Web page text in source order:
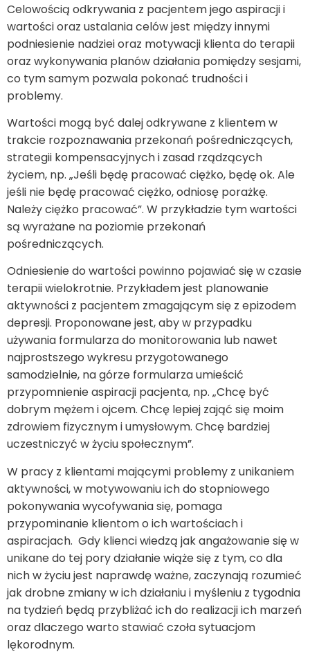
Celowością odkrywania z pacjentem jego aspiracji i
wartości oraz ustalania celów jest między innymi
podniesienie nadziei oraz motywacji klienta do terapii
oraz wykonywania planów działania pomiędzy sesjami,
co tym samym pozwala pokonać trudności i
problemy.
Wartości mogą być dalej odkrywane z klientem w
trakcie rozpoznawania przekonań pośredniczących,
strategii kompensacyjnych i zasad rządzących
życiem, np. „Jeśli będę pracować ciężko, będę ok. Ale
jeśli nie będę pracować ciężko, odniosę porażkę.
Należy ciężko pracować”. W przykładzie tym wartości
są wyrażane na poziomie przekonań
pośredniczących.
Odniesienie do wartości powinno pojawiać się w czasie
terapii wielokrotnie. Przykładem jest planowanie
aktywności z pacjentem zmagającym się z epizodem
depresji. Proponowane jest, aby w przypadku
używania formularza do monitorowania lub nawet
najprostszego wykresu przygotowanego
samodzielnie, na górze formularza umieścić
przypomnienie aspiracji pacjenta, np. „Chcę być
dobrym mężem i ojcem. Chcę lepiej zająć się moim
zdrowiem fizycznym i umysłowym. Chcę bardziej
uczestniczyć w życiu społecznym”.
W pracy z klientami mającymi problemy z unikaniem
aktywności, w motywowaniu ich do stopniowego
pokonywania wycofywania się, pomaga
przypominanie klientom o ich wartościach i
aspiracjach. Gdy klienci wiedzą jak angażowanie się w
unikane do tej pory działanie wiąże się z tym, co dla
nich w życiu jest naprawdę ważne, zaczynają rozumieć
jak drobne zmiany w ich działaniu i myśleniu z tygodnia
na tydzień będą przybliżać ich do realizacji ich marzeń
oraz dlaczego warto stawiać czoła sytuacjom
lękorodnym.